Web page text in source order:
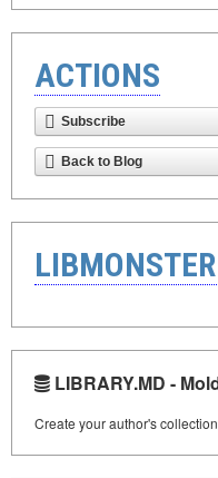
ACTIONS
Subscribe
Back to Blog
LIBRARY.MD -
Create your author's